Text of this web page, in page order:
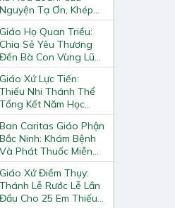
Nguyện Tạ Ơn, Khép
Khóa Huấn Luyện
Giáo Lý Viên Cấp II
Giáo Họ Quan Triều:
Chia Sẻ Yêu Thương
Đến Bà Con Vùng Lũ
Châu
Giáo Xứ Lực Tiến:
Thiếu Nhi Thánh Thể
Tổng Kết Năm Học
Lý
Ban Caritas Giáo Phận
Bắc Ninh: Khám Bệnh
Và Phát Thuốc Miễn
Tại Giáo Xứ Đồng
Chương
Giáo Xứ Điềm Thụy:
Thánh Lễ Rước Lễ Lần
Đầu Cho 25 Em Thiếu